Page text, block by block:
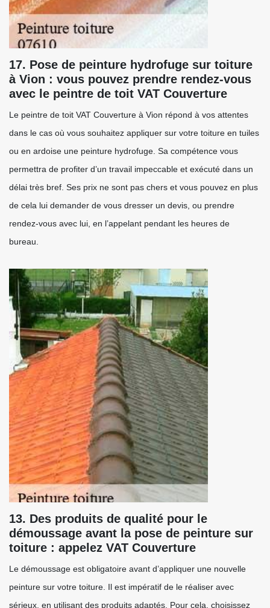
17. Pose de peinture hydrofuge sur toiture
à Vion : vous pouvez prendre rendez-vous
avec le peintre de toit VAT Couverture
Le peintre de toit VAT Couverture à Vion répond à vos attentes
dans le cas où vous souhaitez appliquer sur votre toiture en tuiles
ou en ardoise une peinture hydrofuge. Sa compétence vous
permettra de profiter d’un travail impeccable et exécuté dans un
délai très bref. Ses prix ne sont pas chers et vous pouvez en plus
de cela lui demander de vous dresser un devis, ou prendre
rendez-vous avec lui, en l’appelant pendant les heures de
bureau.
13. Des produits de qualité pour le
démoussage avant la pose de peinture sur
toiture : appelez VAT Couverture
Le démoussage est obligatoire avant d’appliquer une nouvelle
peinture sur votre toiture. Il est impératif de le réaliser avec
sérieux, en utilisant des produits adaptés. Pour cela, choisissez